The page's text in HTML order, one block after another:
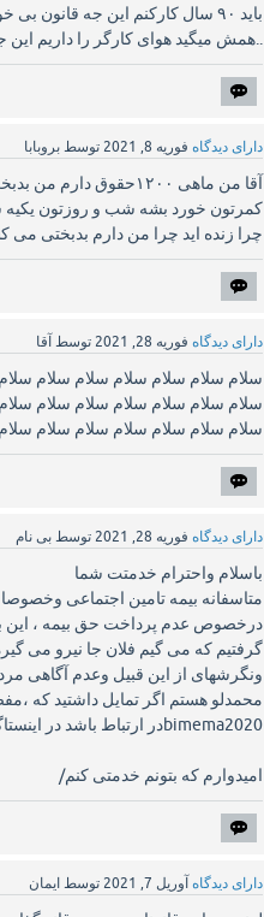
..همش میگید هوای کارگر را داریم این
دارای دیدگاه فوریه 8, 2021 توسطبروبابا
کمرتون خورد بشه شب و روزتون
چرا زنده اید چرا من دارم بدبختی
دارای دیدگاه فوریه 28, 2021 توسط آقا
سلام سلام سلام سلام سلام سلام
سلام سلام سلام سلام سلام سلام
سلام سلام سلام سلام سلام سلام
دارای دیدگاه فوریه 28, 2021 توسطبی نام
باسلام واحترام خدمتت شما
متاسفانه بیمه تامین اجتماعی
درخصوص عدم پرداخت حق بیمه ، این
گرفتیم که می گیم فلان جا نیرو می
ونگرشهای از این قبیل وعدم آگاهی
محمدلو هستم اگر تمایل داشتید که
bimema2020در ارتباط باشد در اینستاگرام یا تلفن 09019721971.
امیدوارم که بتونم خدمتی کنم/
دارای دیدگاه آوریل 7, 2021 توسط ایمان